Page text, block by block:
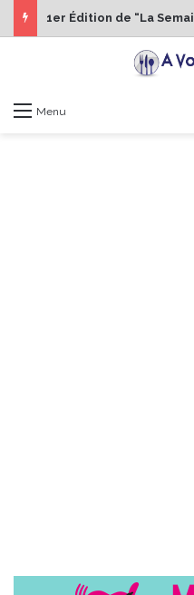
Menu